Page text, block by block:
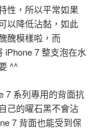
性，所以平常如果
以降低沾黏，如此
醜模樣啦，而
7 整支泡在水
^^
7 系列專用的背面抗
己的曜石黑不會沾
7 背面也能受到保